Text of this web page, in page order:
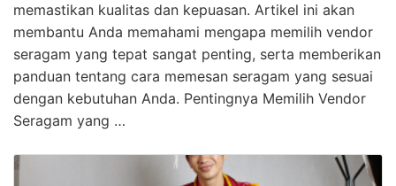
memastikan kualitas dan kepuasan. Artikel ini akan
membantu Anda memahami mengapa memilih vendor
seragam yang tepat sangat penting, serta memberikan
panduan tentang cara memesan seragam yang sesuai
dengan kebutuhan Anda. Pentingnya Memilih Vendor
Seragam yang …